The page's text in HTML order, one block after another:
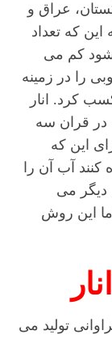
عراق و
که تعداد
کم می
را در زمینه
کرد. انار
در قران سه
این که
کنند آب آن را
دیگر می
این روش
تولید می